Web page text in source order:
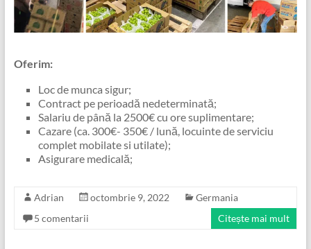
Oferim:
Loc de munca sigur;
Contract pe perioadă nedeterminată;
Salariu de până la 2500€ cu ore suplimentare;
Cazare (ca. 300€- 350€ / lună, locuinte de serviciu
complet mobilate si utilate);
Asigurare medicală;
Adrian octombrie 9, 2022
Germania
5 comentarii
Citește mai mult